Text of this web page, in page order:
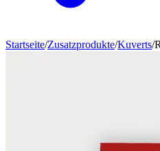
Startseite/Zusatzprodukte/Kuverts/